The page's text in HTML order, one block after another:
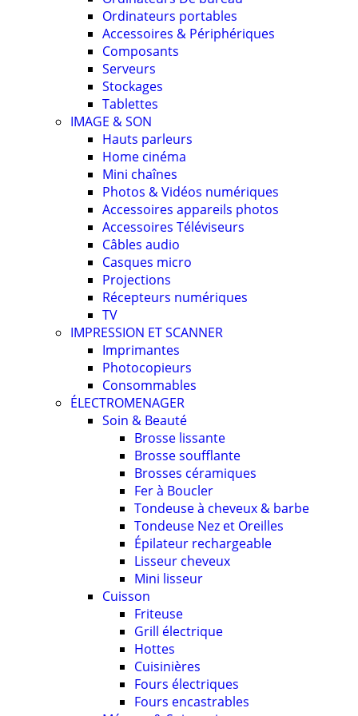
Ordinateurs portables
Accessoires & Périphériques
Composants
Serveurs
Stockages
Tablettes
IMAGE & SON
Hauts parleurs
Home cinéma
Mini chaînes
Photos & Vidéos numériques
Accessoires appareils photos
Accessoires Téléviseurs
Câbles audio
Casques micro
Projections
Récepteurs numériques
TV
IMPRESSION ET SCANNER
Imprimantes
Photocopieurs
Consommables
ÉLECTROMENAGER
Soin & Beauté
Brosse lissante
Brosse soufflante
Brosses céramiques
Fer à Boucler
Tondeuse à cheveux & barbe
Tondeuse Nez et Oreilles
Épilateur rechargeable
Lisseur cheveux
Mini lisseur
Cuisson
Friteuse
Grill électrique
Hottes
Cuisinières
Fours électriques
Fours encastrables